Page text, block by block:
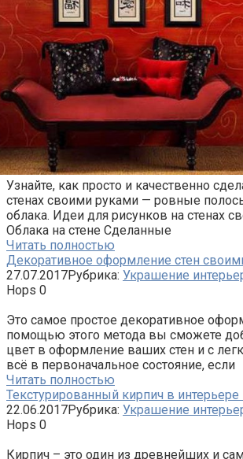
Узнайте, как просто и качественно
стенах своими руками — ровные
облака. Идеи для рисунков на стенах
Облака на стене Сделанные
Читать полностью
Декоративное оформление стен
27.07.2017Рубрика: Украшение
Hops 0
Это самое простое декоративное
помощью этого метода вы сможете
цвет в оформление ваших стен и с
всё в первоначальное состояние, если
Читать полностью
Текстурированный кирпич в
22.06.2017Рубрика: Украшение
Hops 0
Кирпич – это один из древнейших и